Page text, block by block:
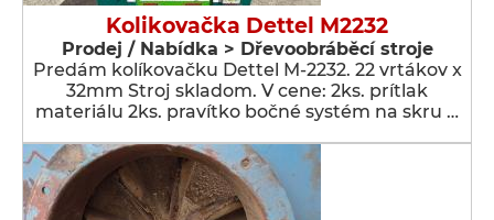
Kolikovačka Dettel M2232
Prodej / Nabídka > Dřevoobráběcí stroje
Predám kolíkovačku Dettel M-2232. 22 vrtákov x
32mm Stroj skladom. V cene: 2ks. prítlak
materiálu 2ks. pravítko bočné systém na skru …